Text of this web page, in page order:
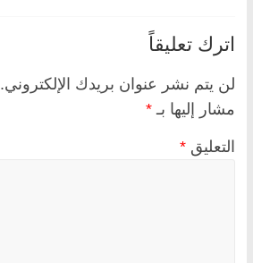
اترك تعليقاً
لن يتم نشر عنوان بريدك الإلكتروني.
مشار إليها بـ *
التعليق *